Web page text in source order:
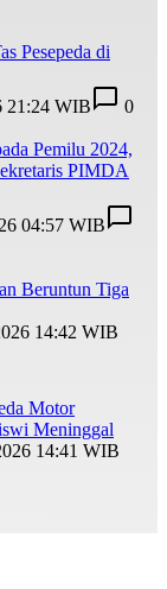
Pesepeda di
21:24 WIB
0
Pemilu 2024,
PIMDA
04:57 WIB
Beruntun Tiga
14:42 WIB
Motor
Meninggal
14:41 WIB